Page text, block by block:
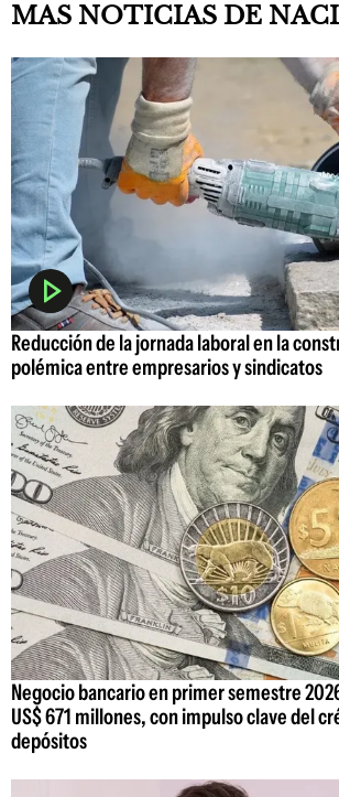
MAS NOTICIAS DE
Reducción de la jornada laboral en la
polémica entre empresarios y sindicatos
Negocio bancario en primer semestre
US$ 671 millones, con impulso clave del
depósitos